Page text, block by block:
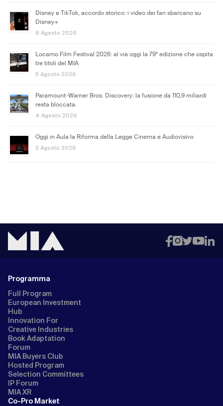
Disney e TikTok, accordo storico: i video dei fan sbarcano su
Disney+
6 Agosto 2026
Locarno Film Festival 2026: al via oggi la 79ª edizione che ospita
tre titoli del MIA
5 Agosto 2026
Paramount-Warner Bros. Discovery: la fusione da 110,9 miliardi
resta bloccata.
4 Agosto 2026
Oggi in Aula la Riforma della Legge Cinema e Audiovisivo
3 Agosto 2026
Programma
Full Program
European Investment
Hub
Innovation For
Creative Industries
Book Adaptation
Forum
MIA Buyers Club
Hosted Program
Selection Committees
IP Forum
MIA XR
Co-Pro Market